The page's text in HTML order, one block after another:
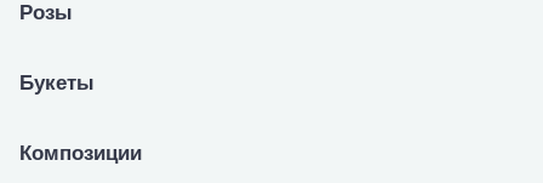
Розы
Букеты
Композиции